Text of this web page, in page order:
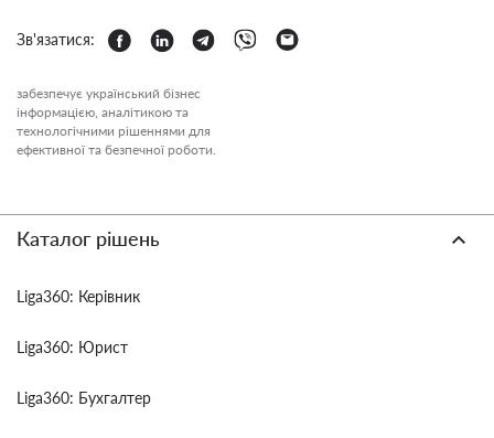
Зв'язатися:
забезпечує український бізнес
інформацією, аналітикою та
технологічними рішеннями для
ефективної та безпечної роботи.
Каталог рішень
Liga360: Керівник
Liga360: Юрист
Liga360: Бухгалтер